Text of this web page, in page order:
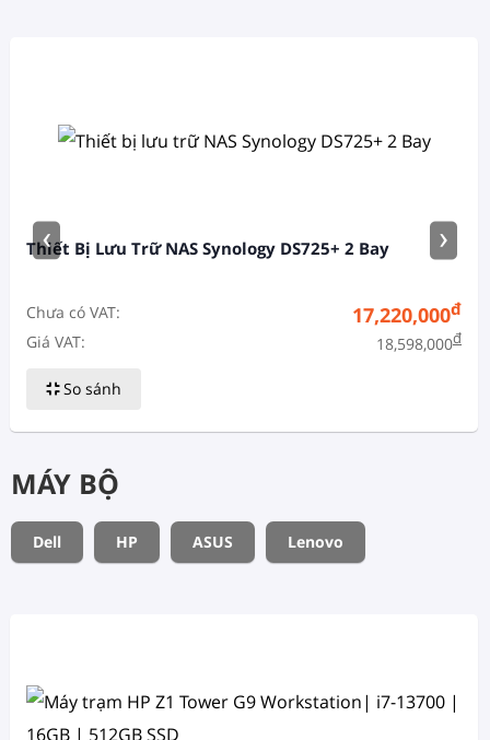
Thiết Bị Lưu Trữ NAS Synology DS725+ 2 Bay
Chưa có VAT: 17,220,000đ
Giá VAT: 18,598,000đ
So sánh
‹ ›
MÁY BỘ
Dell HP ASUS Lenovo